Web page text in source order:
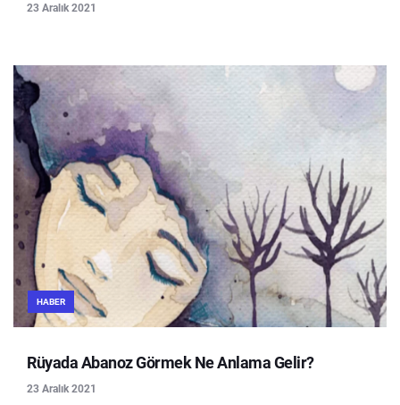
23 Aralık 2021
HABER
Rüyada Abanoz Görmek Ne Anlama Gelir?
23 Aralık 2021